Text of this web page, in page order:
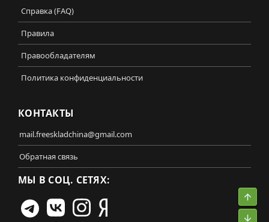
Справка (FAQ)
Правила
Правообладателям
Политика конфиденциальности
КОНТАКТЫ
mail.freeskladchina@gmail.com
Обратная связь
МЫ В СОЦ. СЕТЯХ: